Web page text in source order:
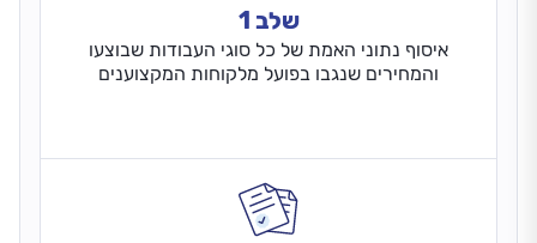
שלב 1
איסוף נתוני האמת של כל סוגי העבודות שבוצעו
והמחירים שנגבו בפועל מלקוחות המקצוענים